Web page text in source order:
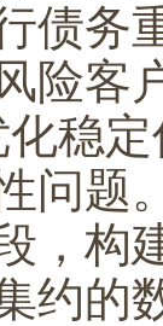
债务
险客
稳
问题
，构
约的